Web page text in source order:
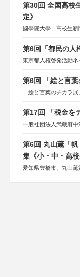
第30回 全国高校
定》
國學院大學、高校生新
第6回「都民の人
東京都人権啓発活動
第6回 「絵と言葉
「絵と言葉のチカラ
第17回 「税金を
一般社団法人武蔵府中
第6回 丸山薫「
集《小・中・高校
愛知県豊橋市、丸山